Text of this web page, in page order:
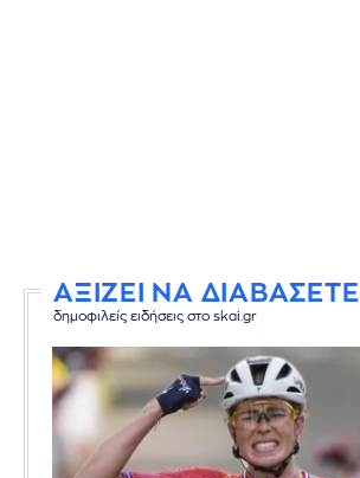
ΑΞΙΖΕΙ ΝΑ ΔΙΑΒΑΣΕΤΕ
δημοφιλείς ειδήσεις στο skai.gr